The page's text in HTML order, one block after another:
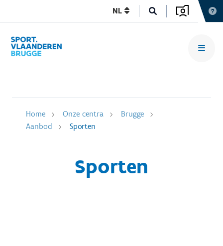
NL
Home Onze centra
Brugge
Aanbod
Sporten
Sporten